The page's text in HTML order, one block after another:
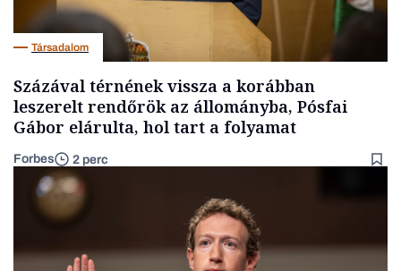
Társadalom
Százával térnének vissza a korábban
leszerelt rendőrök az állományba, Pósfai
Gábor elárulta, hol tart a folyamat
Forbes 2 perc